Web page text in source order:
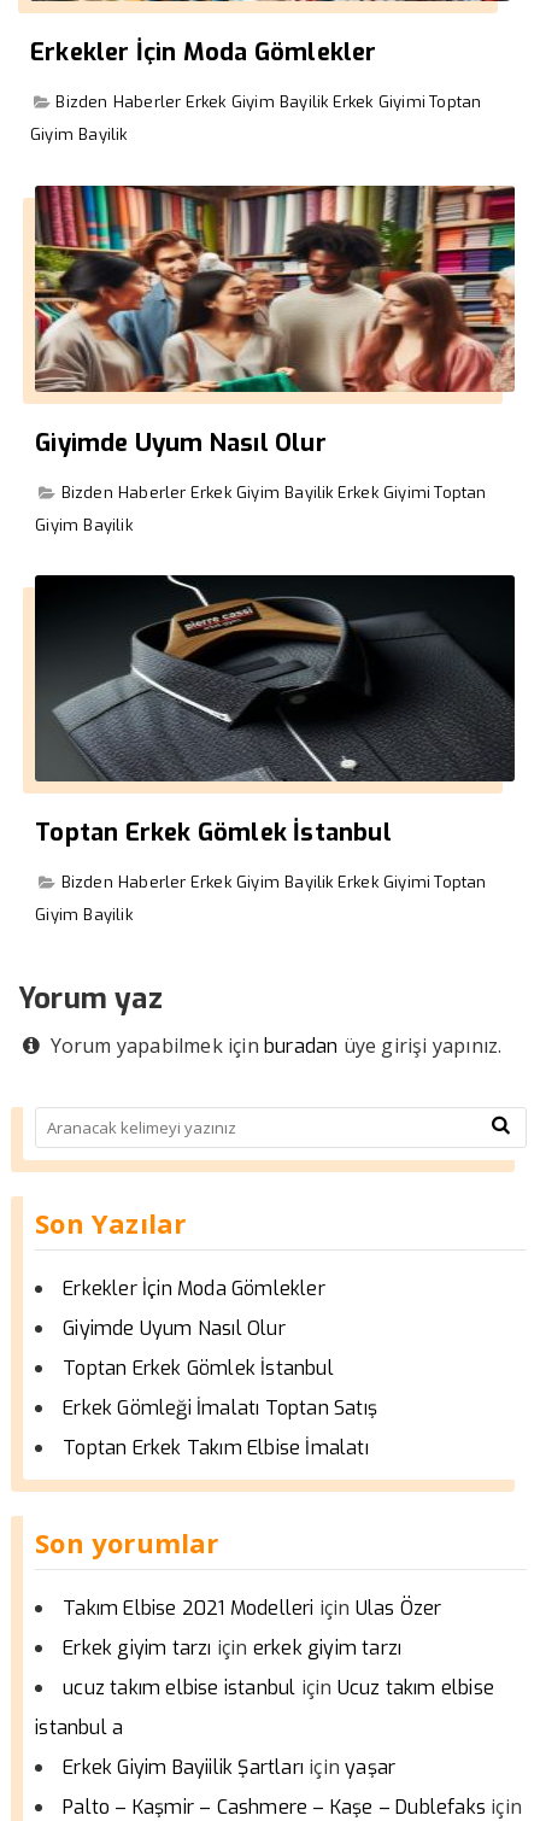
Erkekler İçin Moda Gömlekler
Bizden Haberler Erkek Giyim Bayilik Erkek Giyimi Toptan
Giyim Bayilik
Giyimde Uyum Nasıl Olur
Bizden Haberler Erkek Giyim Bayilik Erkek Giyimi Toptan
Giyim Bayilik
Toptan Erkek Gömlek İstanbul
Bizden Haberler Erkek Giyim Bayilik Erkek Giyimi Toptan
Giyim Bayilik
Yorum yaz
Yorum yapabilmek için buradan üye girişi yapınız.
Son Yazılar
Erkekler İçin Moda Gömlekler
Giyimde Uyum Nasıl Olur
Toptan Erkek Gömlek İstanbul
Erkek Gömleği İmalatı Toptan Satış
Toptan Erkek Takım Elbise İmalatı
Son yorumlar
Takım Elbise 2021 Modelleri için Ulas Özer
Erkek giyim tarzı için erkek giyim tarzı
ucuz takım elbise istanbul için Ucuz takım elbise
istanbul a
Erkek Giyim Bayiilik Şartları içinyaşar
Palto – Kaşmir – Cashmere – Kaşe – Dublefaks için